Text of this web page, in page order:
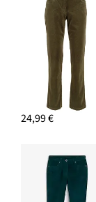
24,99 €